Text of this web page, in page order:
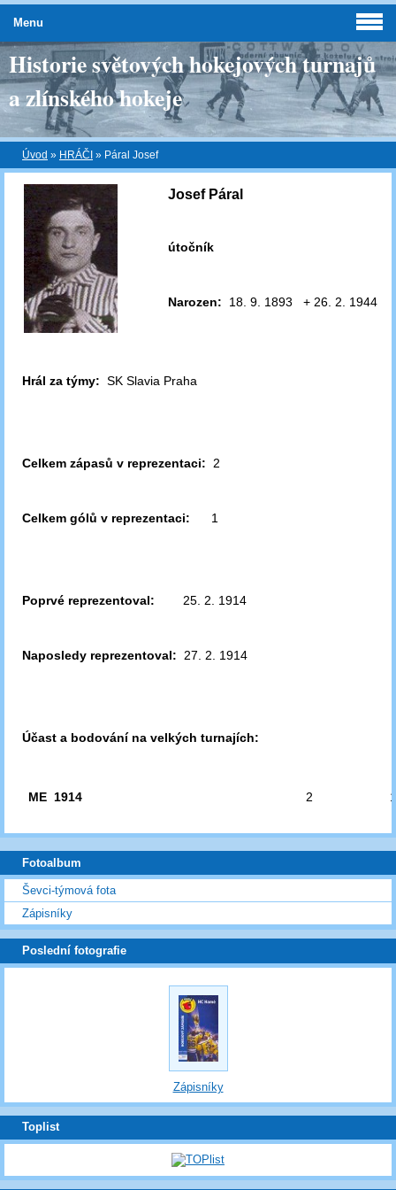
Historie světových hokejových turnajů
a zlínského hokeje
Úvod » HRÁČI » Páral Josef
Josef Páral
útočník
Narozen: 18. 9. 1893 + 26. 2. 1944
Hrál za týmy: SK Slavia Praha
Celkem zápasů v reprezentaci: 2
Celkem gólů v reprezentaci: 1
Poprvé reprezentoval: 25. 2. 1914
Naposledy reprezentoval: 27. 2. 1914
Účast a bodování na velkých turnajích:
ME 1914 2
Menu
Fotoalbum
Ševci-týmová fota
Zápisníky
Poslední fotografie
Zápisníky
Toplist